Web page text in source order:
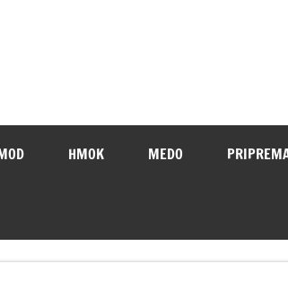
HMOK MEDO